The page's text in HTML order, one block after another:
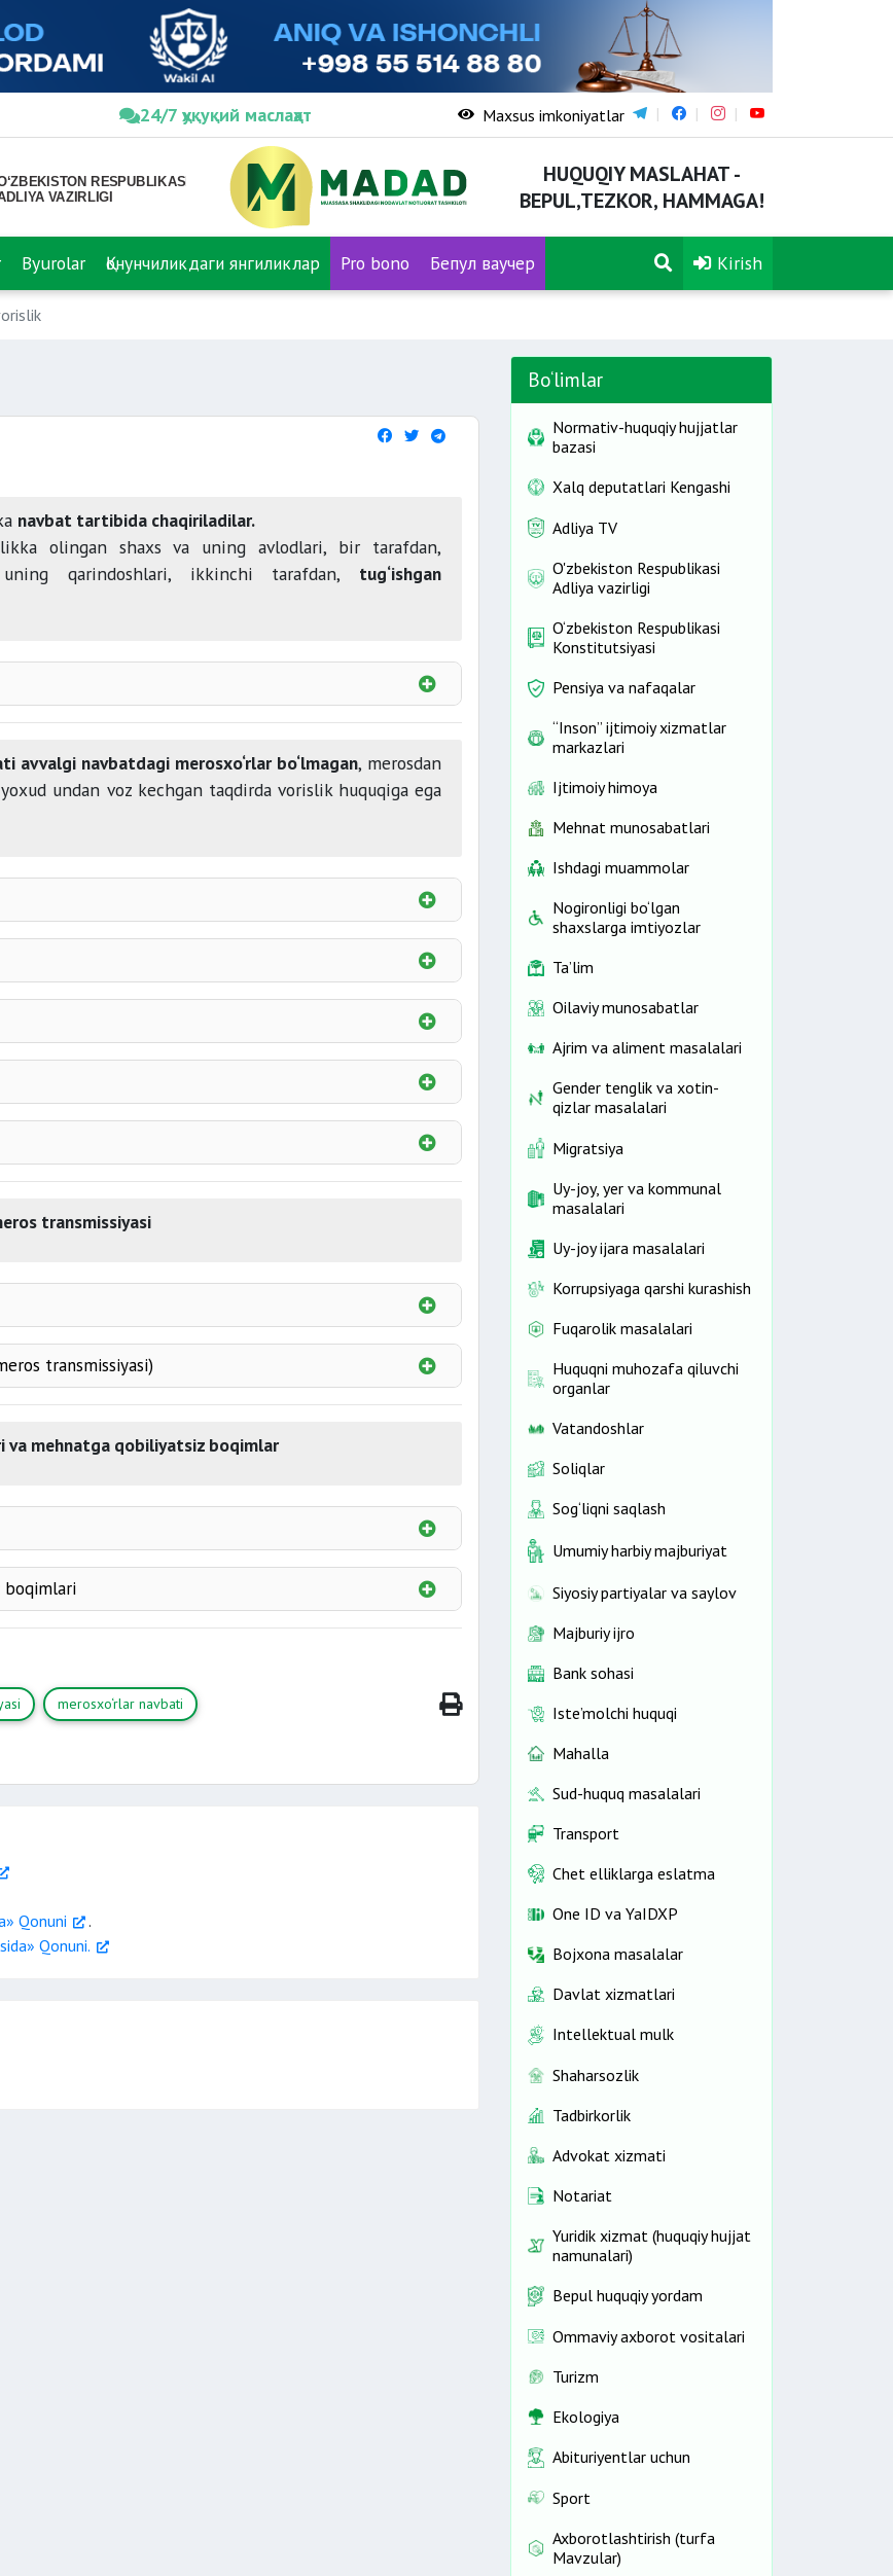
24/7 ҳуқуқий маслаҳат Maxsus imkoniyatlar
HUQUQIY MASLAHAT -
BEPUL,TEZKOR, HAMMAGA!
Byurolar Қонунчиликдаги янгиликлар Pro bono Бепул ваучер Kirish
navbat tartibida chaqiriladilar.
olingan shaxs va uning avlodlari, bir tarafdan,
qarindoshlari, ikkinchi tarafdan, tug‘ishgan
avvalgi navbatdagi merosxo‘rlar bo‘lmagan, merosdan
undan voz kechgan taqdirda vorislik huquqiga ega
ona (ota) bir ota (ona) boshqa
tog‘asi, ammasi va xolasi
(oltinchi daraja ham shunga kiradi) bo‘lgan boshqa
boqimlari.
transmissiyasi
merosxo‘r meros ochilgunga qadar vafot etgan
transmissiyasi)
merosxo‘rning vafotidan keyin
merosxo‘rlari tomonidan
va mehnatga qobiliyatsiz boqimlar
birgalikda
boqimlari
1 yil uning qaramog‘ida bo‘lgan
qismini meros qilib oladilar.
merosxo‘rlar navbati
Qonuni
.
Qonuni.
Bo‘limlar
Normativ-huquqiy hujjatlar
bazasi
Xalq deputatlari Kengashi
Adliya TV
O'zbekiston Respublikasi
Adliya vazirligi
O‘zbekiston Respublikasi
Konstitutsiyasi
Pensiya va nafaqalar
“Inson” ijtimoiy xizmatlar
markazlari
Ijtimoiy himoya
Mehnat munosabatlari
Ishdagi muammolar
Nogironligi bo‘lgan
shaxslarga imtiyozlar
Ta’lim
Oilaviy munosabatlar
Ajrim va aliment masalalari
Gender tenglik va xotin-
qizlar masalalari
Migratsiya
Uy-joy, yer va kommunal
masalalari
Uy-joy ijara masalalari
Korrupsiyaga qarshi kurashish
Fuqarolik masalalari
Huquqni muhozafa qiluvchi
organlar
Vatandoshlar
Soliqlar
Sog‘liqni saqlash
Umumiy harbiy majburiyat
Siyosiy partiyalar va saylov
Majburiy ijro
Bank sohasi
Iste’molchi huquqi
Mahalla
Sud-huquq masalalari
Transport
Chet elliklarga eslatma
One ID vа YaIDXP
Bojxona masalalar
Davlat xizmatlari
Intellektual mulk
Shaharsozlik
Tadbirkorlik
Advokat xizmati
Notariat
Yuridik xizmat (huquqiy hujjat
namunalari)
Bepul huquqiy yordam
Ommaviy axborot vositalari
Turizm
Ekologiya
Abituriyentlar uchun
Sport
Axborotlashtirish (turfa
Mavzular)